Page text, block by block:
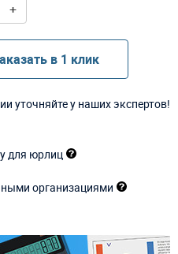
+
в 1 клик
уточняйте у наших экспертов!
для юрлиц
организациями